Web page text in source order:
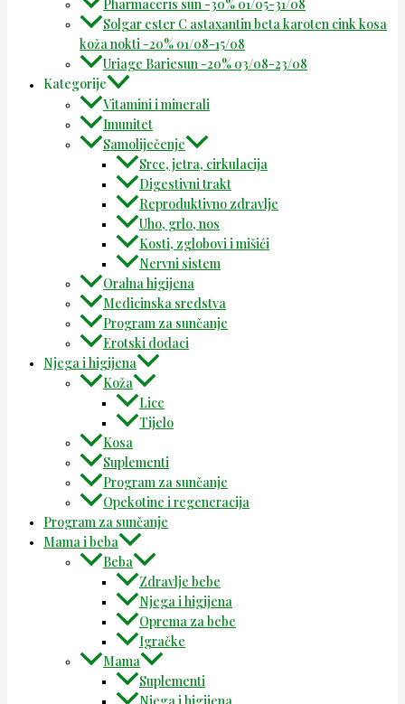
Pharmaceris sun -30% 01/05-31/08
Solgar ester C astaxantin beta karoten cink kosa
koža nokti -20% 01/08-15/08
Uriage Bariesun -20% 03/08-23/08
Kategorije
Vitamini i minerali
Imunitet
Samoliječenje
Srce, jetra, cirkulacija
Digestivni trakt
Reproduktivno zdravlje
Uho, grlo, nos
Kosti, zglobovi i mišići
Nervni sistem
Oralna higijena
Medicinska sredstva
Program za sunčanje
Erotski dodaci
Njega i higijena
Koža
Lice
Tijelo
Kosa
Suplementi
Program za sunčanje
Opekotine i regeneracija
Program za sunčanje
Mama i beba
Beba
Zdravlje bebe
Njega i higijena
Oprema za bebe
Igračke
Mama
Suplementi